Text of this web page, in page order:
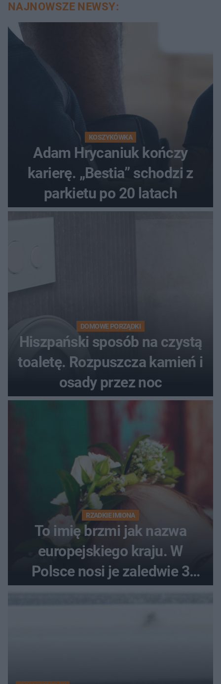
NAJNOWSZE NEWSY:
KOSZYKÓWKA
Adam Hrycaniuk kończy
karierę. „Bestia” schodzi z
parkietu po 20 latach
DOMOWE PORZĄDKI
Hiszpański sposób na czystą
toaletę. Rozpuszcza kamień i
osady przez noc
RZADKIE IMIONA
To imię brzmi jak nazwa
europejskiego kraju. W
Polsce nosi je zaledwie 3